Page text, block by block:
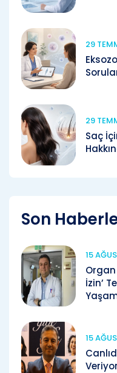
29
29
Saç
Son
15
Organ
İzin’
15